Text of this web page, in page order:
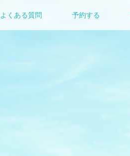
よくある質問 予約する